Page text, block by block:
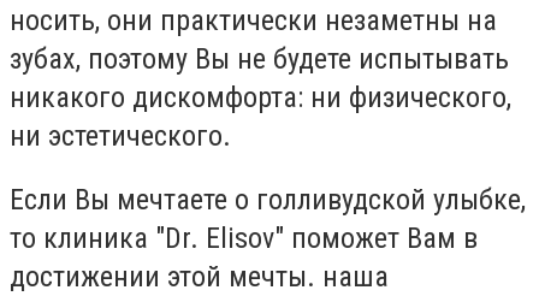
носить, они практически незаметны на
зубах, поэтому Вы не будете испытывать
никакого дискомфорта: ни физического,
ни эстетического.
Если Вы мечтаете о голливудской улыбке,
то клиника "Dr. Elisov" поможет Вам в
достижении этой мечты. наша